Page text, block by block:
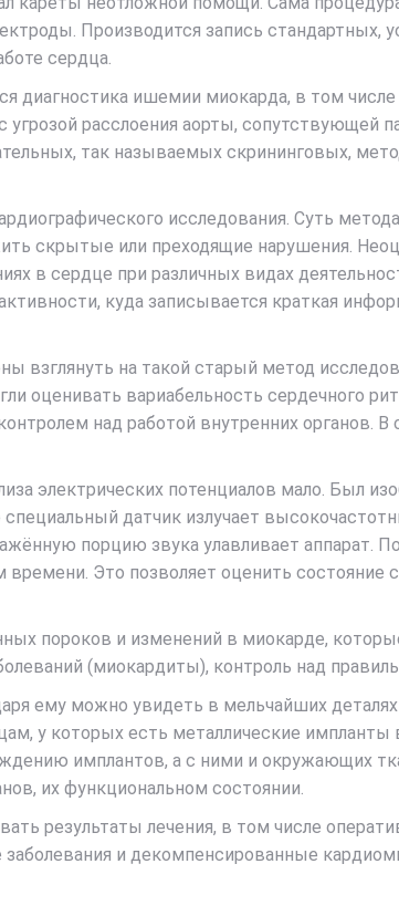
Производится запись стандартных,
сердца.
диагностика ишемии миокарда, в том
расслоения аорты, сопутствующей
так называемых скрининговых,
исследования. Суть
скрытые или преходящие нарушения.
в сердце при различных видах
куда записывается краткая
взглянуть на такой старый метод
оценивать вариабельность сердечного
над работой внутренних органов.
электрических потенциалов мало. Был
датчик излучает
порцию звука улавливает аппарат.
Это позволяет оценить состояние
пороков и изменений в миокарде,
(миокардиты), контроль над
ему можно увидеть в мельчайших
у которых есть металлические
имплантов, а с ними и окружающих
их функциональном состоянии.
результаты лечения, в том числе
и декомпенсированные